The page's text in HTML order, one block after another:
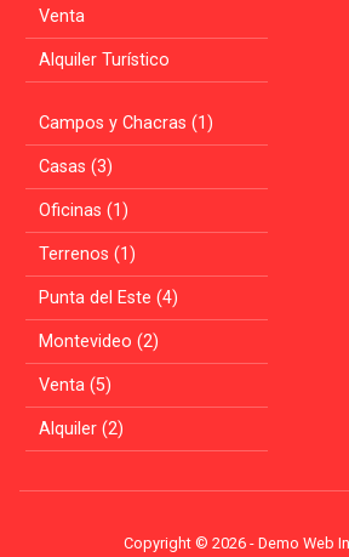
Venta
Alquiler Turístico
Campos y Chacras (1)
Casas (3)
Oficinas (1)
Terrenos (1)
Punta del Este (4)
Montevideo (2)
Venta (5)
Alquiler (2)
Copyright © 2026 - Demo Web